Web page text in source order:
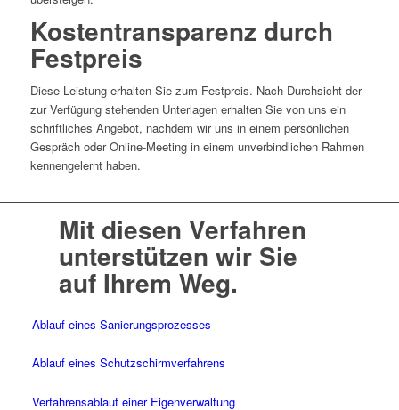
Kostentransparenz durch
Festpreis
Diese Leistung erhalten Sie zum Festpreis. Nach Durchsicht der
zur Verfügung stehenden Unterlagen erhalten Sie von uns ein
schriftliches Angebot, nachdem wir uns in einem persönlichen
Gespräch oder Online-Meeting in einem unverbindlichen Rahmen
kennengelernt haben.
Mit diesen Verfahren
unterstützen wir Sie
auf Ihrem Weg.
Ablauf eines Sanierungsprozesses
Ablauf eines Schutzschirmverfahrens
Verfahrensablauf einer Eigenverwaltung